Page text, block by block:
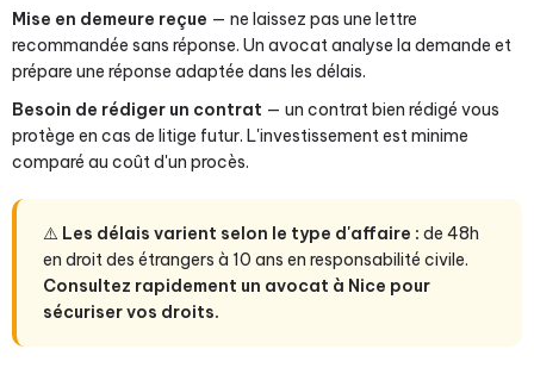
Mise en demeure reçue — ne laissez pas une lettre
recommandée sans réponse. Un avocat analyse la demande et
prépare une réponse adaptée dans les délais.
Besoin de rédiger un contrat — un contrat bien rédigé vous
protège en cas de litige futur. L'investissement est minime
comparé au coût d'un procès.
⚠️ Les délais varient selon le type d'affaire : de 48h
en droit des étrangers à 10 ans en responsabilité civile.
Consultez rapidement un avocat à Nice pour
sécuriser vos droits.